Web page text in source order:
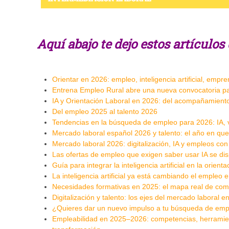
Aquí abajo te dejo estos
Orientar en 2026: empleo, inteligencia artificial,
Entrena Empleo Rural abre una nueva convocatoria
IA y Orientación Laboral en 2026: del
Del empleo 2025 al talento 2026
Tendencias en la búsqueda de empleo para 2026: IA,
Mercado laboral español 2026 y talento: el año en
Mercado laboral 2026: digitalización, IA y empleos
Las ofertas de empleo que exigen saber usar IA se
Guía para integrar la inteligencia artificial en la
La inteligencia artificial ya está cambiando el empleo
Necesidades formativas en 2025: el mapa real de
Digitalización y talento: los ejes del mercado laboral
¿Quieres dar un nuevo impulso a tu búsqueda de
Empleabilidad en 2025–2026: competencias,